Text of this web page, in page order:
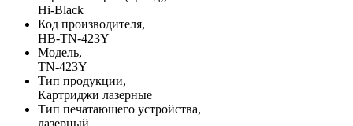
Hi-Black
Код производителя,
HB-TN-423Y
Модель,
TN-423Y
Тип продукции,
Картриджи лазерные
Тип печатающего устройства,
лазерный